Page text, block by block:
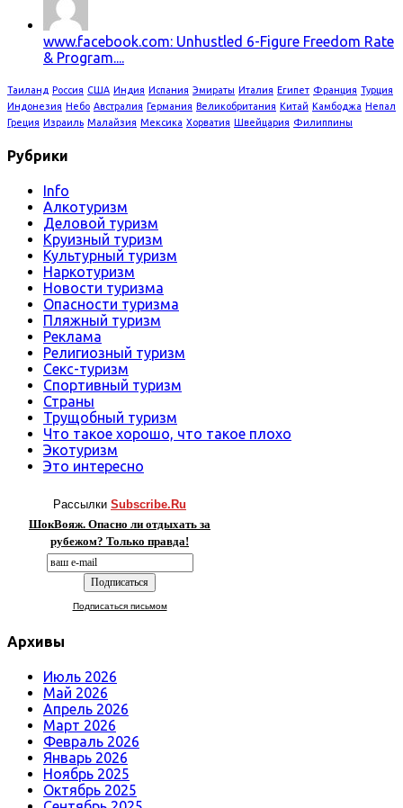
www.facebook.com: Unhustled 6-Figure Freedom Rate
& Program....
Таиланд Россия США Индия Испания Эмираты Италия Египет Франция Турция
Индонезия Небо Австралия Германия Великобритания Китай Камбоджа Непал
Греция Израиль Малайзия Мексика Хорватия Швейцария Филиппины
Рубрики
Info
Алкотуризм
Деловой туризм
Круизный туризм
Культурный туризм
Наркотуризм
Новости туризма
Опасности туризма
Пляжный туризм
Реклама
Религиозный туризм
Секс-туризм
Спортивный туризм
Страны
Трущобный туризм
Что такое хорошо, что такое плохо
Экотуризм
Это интересно
Рассылки Subscribe.Ru
ШокВояж. Опасно ли отдыхать за
рубежом? Только правда!
Подписаться письмом
Архивы
Июль 2026
Май 2026
Апрель 2026
Март 2026
Февраль 2026
Январь 2026
Ноябрь 2025
Октябрь 2025